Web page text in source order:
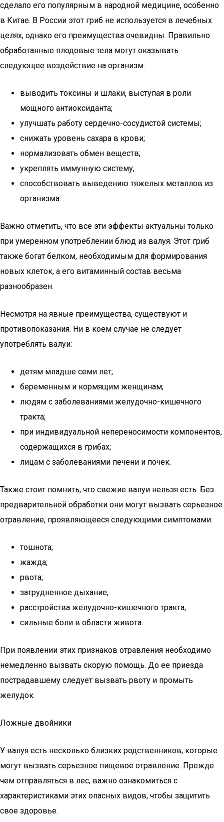
сделало его популярным в народной медицине, особенно
в Китае. В России этот гриб не используется в лечебных
целях, однако его преимущества очевидны. Правильно
обработанные плодовые тела могут оказывать
следующее воздействие на организм:
выводить токсины и шлаки, выступая в роли
мощного антиоксиданта;
улучшать работу сердечно-сосудистой системы;
снижать уровень сахара в крови;
нормализовать обмен веществ;
укреплять иммунную систему;
способствовать выведению тяжелых металлов из
организма.
Важно отметить, что все эти эффекты актуальны только
при умеренном употреблении блюд из валуя. Этот гриб
также богат белком, необходимым для формирования
новых клеток, а его витаминный состав весьма
разнообразен.
Несмотря на явные преимущества, существуют и
противопоказания. Ни в коем случае не следует
употреблять валуи:
детям младше семи лет;
беременным и кормящим женщинам;
людям с заболеваниями желудочно-кишечного
тракта;
при индивидуальной непереносимости компонентов,
содержащихся в грибах;
лицам с заболеваниями печени и почек.
Также стоит помнить, что свежие валуи нельзя есть. Без
предварительной обработки они могут вызвать серьезное
отравление, проявляющееся следующими симптомами:
тошнота;
жажда;
рвота;
затрудненное дыхание;
расстройства желудочно-кишечного тракта;
сильные боли в области живота.
При появлении этих признаков отравления необходимо
немедленно вызвать скорую помощь. До ее приезда
пострадавшему следует вызвать рвоту и промыть
желудок.
Ложные двойники
У валуя есть несколько близких родственников, которые
могут вызвать серьезное пищевое отравление. Прежде
чем отправляться в лес, важно ознакомиться с
характеристиками этих опасных видов, чтобы защитить
свое здоровье.